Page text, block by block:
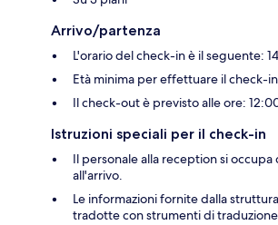
Arrivo/partenza
L'orario del check-in è il seguente:
Età minima per effettuare il check-
Il check-out è previsto alle ore:
Istruzioni speciali per il check-in
Il personale alla reception si
all'arrivo.
Le informazioni fornite dalla
tradotte con strumenti di